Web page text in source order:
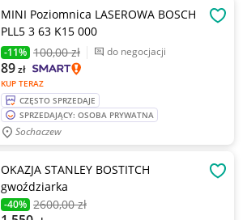
MINI Poziomnica LASEROWA BOSCH
PLL5 3 63 K15 000
-11% 100,00 zł do negocjacji
KUP TERAZ
89zł
CZĘSTO SPRZEDAJE
SPRZEDAJĄCY: OSOBA PRYWATNA
Sochaczew
OKAZJA STANLEY BOSTITCH
gwoździarka
-40% 2600,00 zł